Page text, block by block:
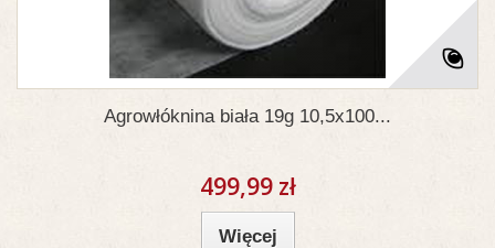
Agrowłóknina biała 19g 10,5x100...
499,99 zł
Więcej